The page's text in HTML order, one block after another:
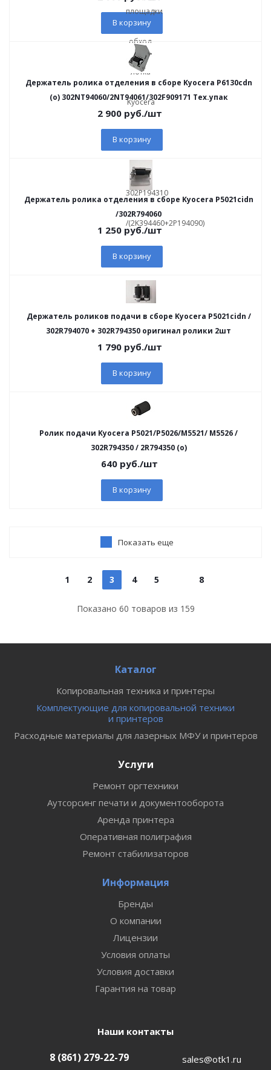
В корзину
Держатель ролика отделения в сборе Kyocera P6130cdn
(о) 302NT94060/2NT94061/302F909171 Тех.упак
2 900руб./шт
В корзину
Держатель ролика отделения в сборе Kyocera P5021cidn
/302R794060
1 250руб./шт
В корзину
Держатель роликов подачи в сборе Kyocera P5021cidn /
302R794070 + 302R794350 оригинал ролики 2шт
1 790руб./шт
В корзину
Ролик подачи Kyocera P5021/P5026/M5521/ M5526 /
302R794350 / 2R794350 (o)
640 руб./шт
В корзину
Показать еще
1 2 3 4 5 8
Показано 60 товаров из 159
Каталог
Копировальная техника и принтеры
Комплектующие для копировальной техники
и принтеров
Расходные материалы для лазерных МФУ и принтеров
Услуги
Ремонт оргтехники
Аутсорсинг печати и документооборота
Аренда принтера
Оперативная полиграфия
Ремонт стабилизаторов
Информация
Бренды
О компании
Лицензии
Условия оплаты
Условия доставки
Гарантия на товар
Наши контакты
8 (861) 279-22-79 sales@otk1.ru